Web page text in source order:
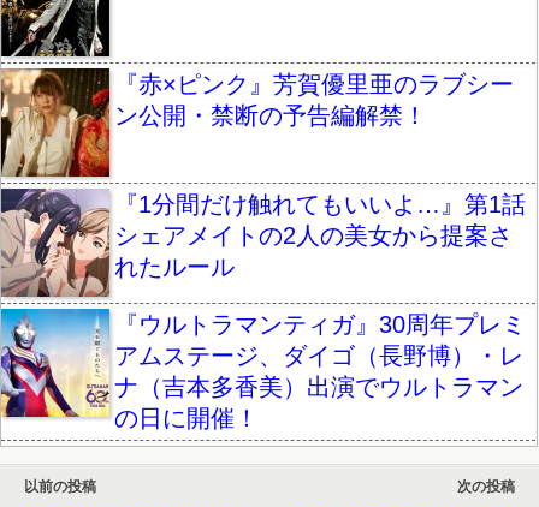
『赤×ピンク』芳賀優里亜のラブシー
ン公開・禁断の予告編解禁！
『1分間だけ触れてもいいよ…』第1話
シェアメイトの2人の美女から提案さ
れたルール
『ウルトラマンティガ』30周年プレミ
アムステージ、ダイゴ（長野博）・レ
ナ（吉本多香美）出演でウルトラマン
の日に開催！
以前の投稿
次の投稿